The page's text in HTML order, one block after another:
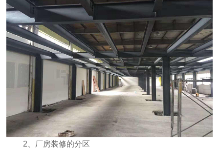
2、厂房装修的分区